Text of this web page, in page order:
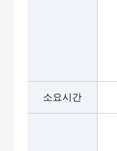
소요시간